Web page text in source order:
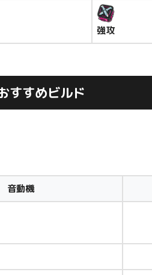
強攻
すすめビルド
音動機